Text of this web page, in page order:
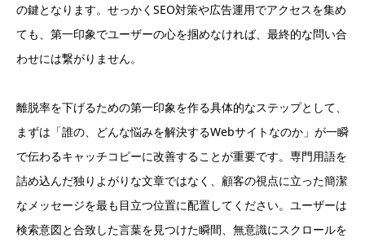
の鍵となります。せっかくSEO対策や広告運用でアクセスを集め
ても、第一印象でユーザーの心を掴めなければ、最終的な問い合
わせには繋がりません。
離脱率を下げるための第一印象を作る具体的なステップとして、
まずは「誰の、どんな悩みを解決するWebサイトなのか」が一瞬
で伝わるキャッチコピーに改善することが重要です。専門用語を
詰め込んだ独りよがりな文章ではなく、顧客の視点に立った簡潔
なメッセージを最も目立つ位置に配置してください。ユーザーは
検索意図と合致した言葉を見つけた瞬間、無意識にスクロールを